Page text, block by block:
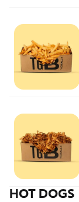
HOT DOGS